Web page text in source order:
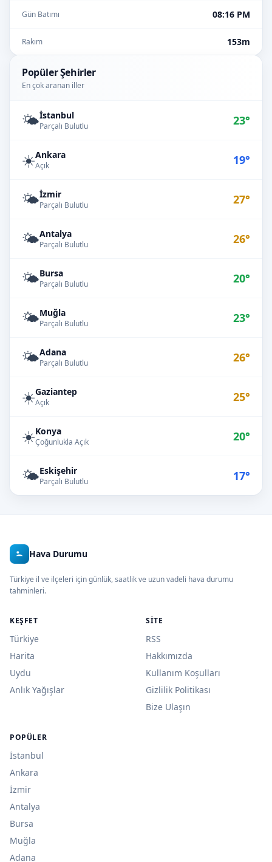
Gün Batımı 08:16 PM
Rakım 153m
Popüler Şehirler
En çok aranan iller
🌤️İstanbul
Parçalı Bulutlu 23°
☀️Ankara
Açık 19°
🌤️İzmir
Parçalı Bulutlu 27°
🌤️Antalya
Parçalı Bulutlu 26°
🌤️Bursa
Parçalı Bulutlu 20°
🌤️Muğla
Parçalı Bulutlu 23°
🌤️Adana
Parçalı Bulutlu 26°
☀️Gaziantep
Açık 25°
☀️Konya
Çoğunlukla Açık 20°
🌤️Eskişehir
Parçalı Bulutlu 17°
Hava Durumu
Türkiye il ve ilçeleri için günlük, saatlik ve uzun vadeli hava durumu
tahminleri.
KEŞFET
Türkiye
Harita
Uydu
Anlık Yağışlar
SITE
RSS
Hakkımızda
Kullanım Koşulları
Gizlilik Politikası
Bize Ulaşın
POPÜLER
İstanbul
Ankara
İzmir
Antalya
Bursa
Muğla
Adana